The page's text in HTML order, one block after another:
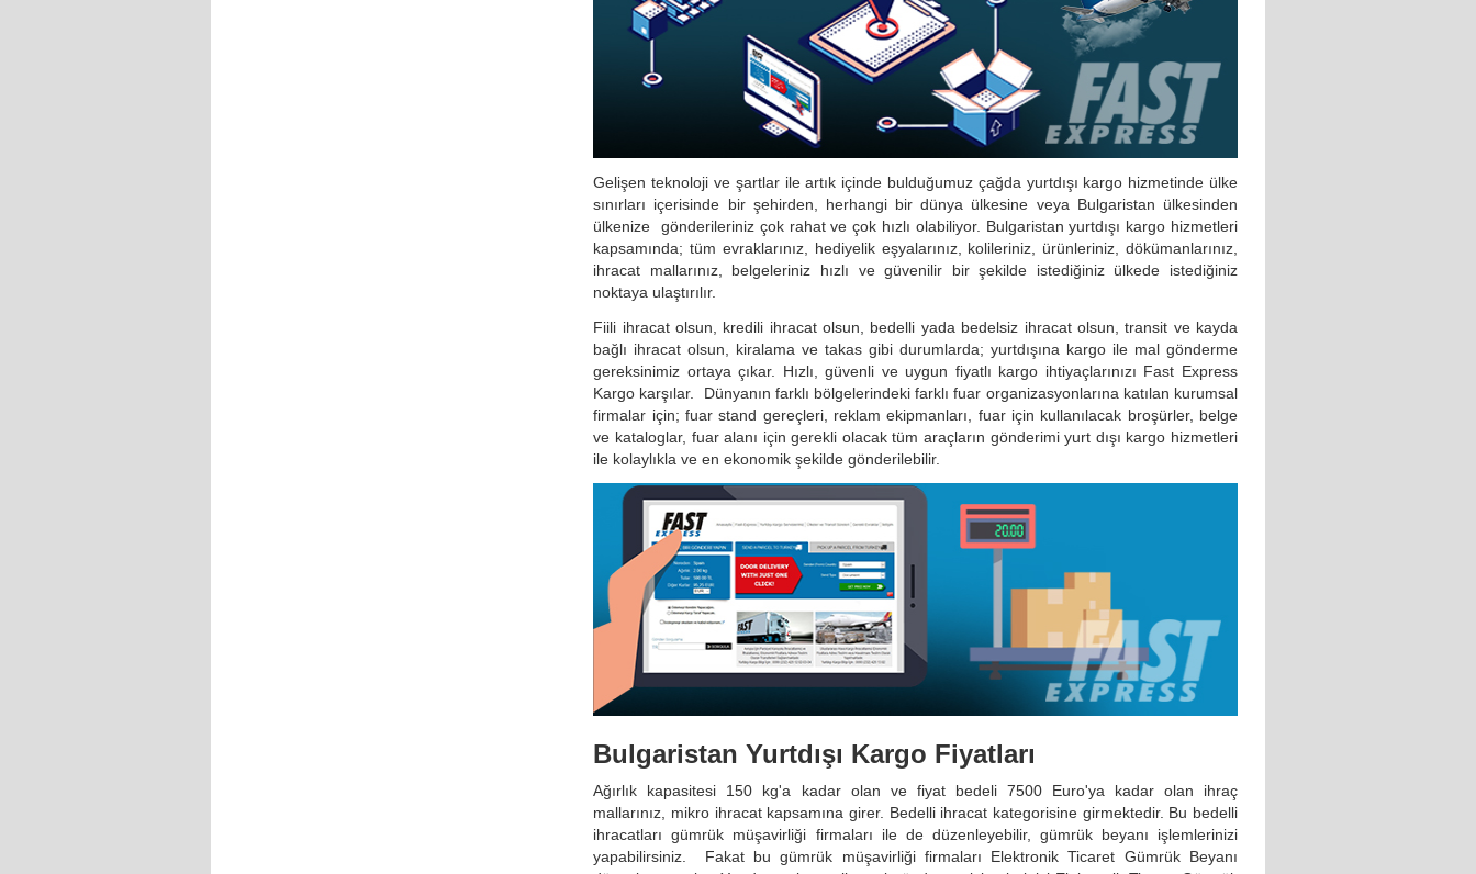
Gelişen teknoloji ve şartlar ile artık içinde bulduğumuz çağda yurtdışı kargo hizmetinde ülke
sınırları içerisinde bir şehirden, herhangi bir dünya ülkesine veya Bulgaristan ülkesinden
ülkenize gönderileriniz çok rahat ve çok hızlı olabiliyor. Bulgaristan yurtdışı kargo hizmetleri
kapsamında; tüm evraklarınız, hediyelik eşyalarınız, kolileriniz, ürünleriniz, dökümanlarınız,
ihracat mallarınız, belgeleriniz hızlı ve güvenilir bir şekilde istediğiniz ülkede istediğiniz
noktaya ulaştırılır.
Fiili ihracat olsun, kredili ihracat olsun, bedelli yada bedelsiz ihracat olsun, transit ve kayda
bağlı ihracat olsun, kiralama ve takas gibi durumlarda; yurtdışına kargo ile mal gönderme
gereksinimiz ortaya çıkar. Hızlı, güvenli ve uygun fiyatlı kargo ihtiyaçlarınızı Fast Express
Kargo karşılar. Dünyanın farklı bölgelerindeki farklı fuar organizasyonlarına katılan kurumsal
firmalar için; fuar stand gereçleri, reklam ekipmanları, fuar için kullanılacak broşürler, belge
ve kataloglar, fuar alanı için gerekli olacak tüm araçların gönderimi yurt dışı kargo hizmetleri
ile kolaylıkla ve en ekonomik şekilde gönderilebilir.
Bulgaristan Yurtdışı Kargo Fiyatları
Ağırlık kapasitesi 150 kg'a kadar olan ve fiyat bedeli 7500 Euro'ya kadar olan ihraç
mallarınız, mikro ihracat kapsamına girer. Bedelli ihracat kategorisine girmektedir. Bu bedelli
ihracatları gümrük müşavirliği firmaları ile de düzenleyebilir, gümrük beyanı işlemlerinizi
yapabilirsiniz. Fakat bu gümrük müşavirliği firmaları Elektronik Ticaret Gümrük Beyanı